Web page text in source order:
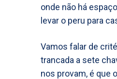
onde não há
levar o peru para
Vamos falar de
trancada a sete
nos provam, é que